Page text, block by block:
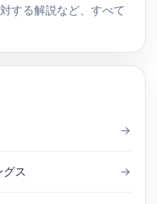
する解説など、すべて
→
ス →